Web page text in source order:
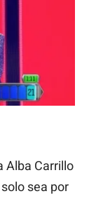
Alba Carrillo
sea por